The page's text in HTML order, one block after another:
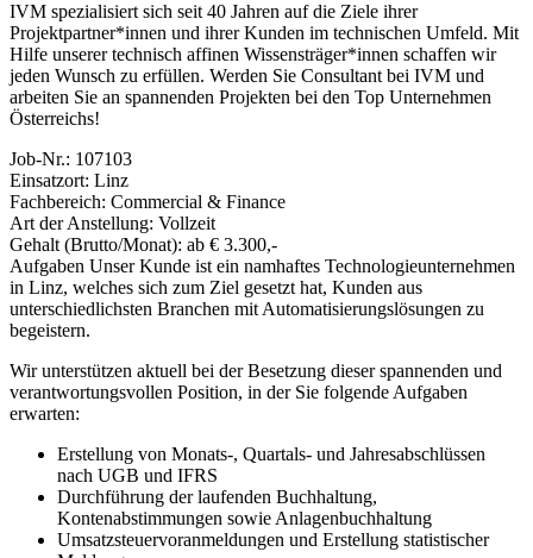
IVM spezialisiert sich seit 40 Jahren auf die Ziele ihrer
Projektpartner*innen und ihrer Kunden im technischen Umfeld. Mit
Hilfe unserer technisch affinen Wissensträger*innen schaffen wir
jeden Wunsch zu erfüllen. Werden Sie Consultant bei IVM und
arbeiten Sie an spannenden Projekten bei den Top Unternehmen
Österreichs!
Job-Nr.: 107103
Einsatzort: Linz
Fachbereich: Commercial & Finance
Art der Anstellung: Vollzeit
Gehalt (Brutto/Monat): ab € 3.300,-
Aufgaben Unser Kunde ist ein namhaftes Technologieunternehmen
in Linz, welches sich zum Ziel gesetzt hat, Kunden aus
unterschiedlichsten Branchen mit Automatisierungslösungen zu
begeistern.
Wir unterstützen aktuell bei der Besetzung dieser spannenden und
verantwortungsvollen Position, in der Sie folgende Aufgaben
erwarten:
Erstellung von Monats-, Quartals- und Jahresabschlüssen
nach UGB und IFRS
Durchführung der laufenden Buchhaltung,
Kontenabstimmungen sowie Anlagenbuchhaltung
Umsatzsteuervoranmeldungen und Erstellung statistischer